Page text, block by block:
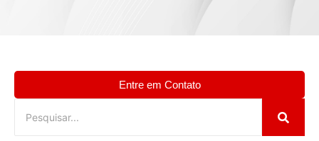
Entre em Contato